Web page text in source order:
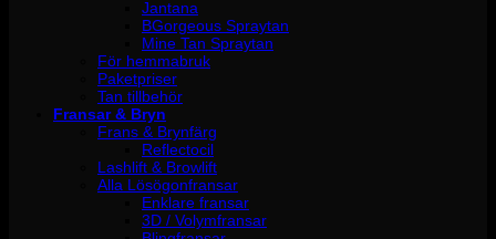
Jantana
BGorgeous Spraytan
Mine Tan Spraytan
För hemmabruk
Paketpriser
Tan tillbehör
Fransar & Bryn
Frans & Brynfärg
Reflectocil
Lashlift & Browlift
Alla Lösögonfransar
Enklare fransar
3D / Volymfransar